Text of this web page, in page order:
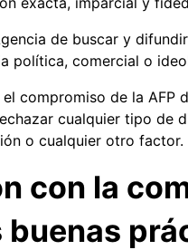
de buscar y
política, comercial o
compromiso de la
cualquier tipo de
o cualquier otro factor.
con la
buenas